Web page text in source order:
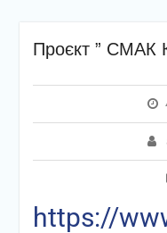
Проєкт ” СМАК
https://